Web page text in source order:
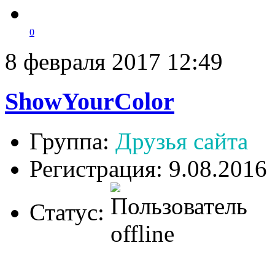
0
8 февраля 2017 12:49
ShowYourColor
Группа: Друзья сайта
Регистрация: 9.08.2016
Статус: